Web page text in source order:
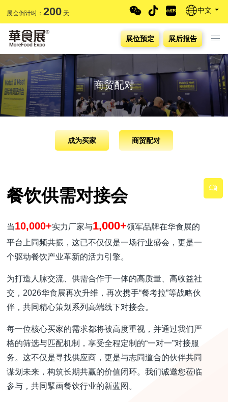
展会倒计时：200 天 中文
展位预定 展后报告
商贸配对
成为买家 商贸配对
餐饮供需对接会
当10,000+实力厂家与1,000+领军品牌在华食展的
平台上同频共振，这已不仅仅是一场行业盛会，更是一
个驱动餐饮产业革新的活力引擎。
为打造人脉交流、供需合作于一体的高质量、高收益社
交，2026华食展再次升维，再次携手“餐考拉”等战略伙
伴，共同精心策划系列高端线下对接会。
每一位核心买家的需求都将被高度重视，并通过我们严
格的筛选与匹配机制，享受全程定制的“一对一”对接服
务。这不仅是寻找供应商，更是与志同道合的伙伴共同
谋划未来，构筑长期共赢的价值闭环。我们诚邀您莅临
参与，共同擘画餐饮行业的新蓝图。